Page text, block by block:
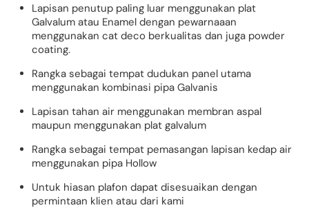
Lapisan penutup paling luar menggunakan plat
Galvalum atau Enamel dengan pewarnaaan
menggunakan cat deco berkualitas dan juga powder
coating.
Rangka sebagai tempat dudukan panel utama
menggunakan kombinasi pipa Galvanis
Lapisan tahan air menggunakan membran aspal
maupun menggunakan plat galvalum
Rangka sebagai tempat pemasangan lapisan kedap air
menggunakan pipa Hollow
Untuk hiasan plafon dapat disesuaikan dengan
permintaan klien atau dari kami